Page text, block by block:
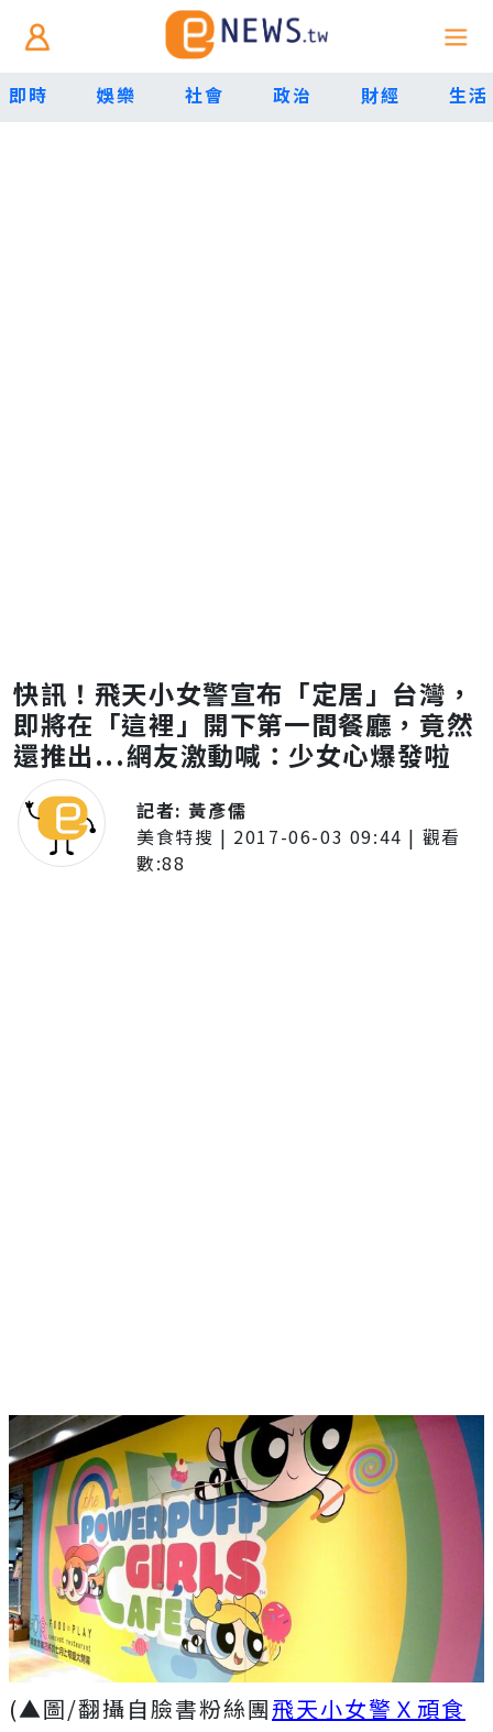
即時 娛樂 社會 政治 財經 生活
快訊！飛天小女警宣布「定居」台灣，
即將在「這裡」開下第一間餐廳，竟然
還推出...網友激動喊：少女心爆發啦
記者: 黃彥儒
美食特搜 | 2017-06-03 09:44 | 觀看
數:88
(▲圖/翻攝自臉書粉絲團飛天小女警Ｘ頑食